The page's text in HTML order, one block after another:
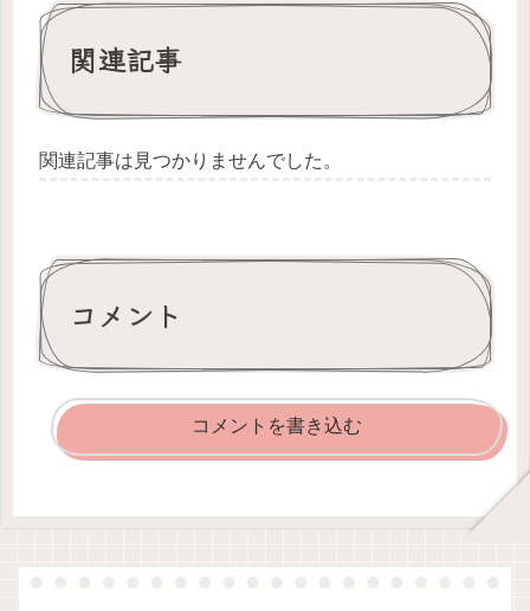
関連記事
関連記事は見つかりませんでした。
コメント
コメントを書き込む